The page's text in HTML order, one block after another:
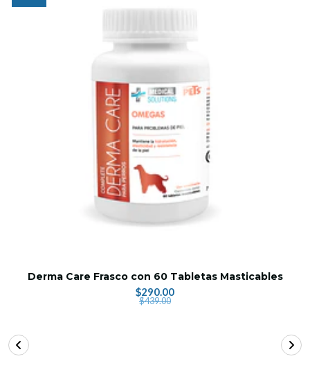
Derma Care Frasco con 60 Tabletas Masticables
$290.00
$439.00